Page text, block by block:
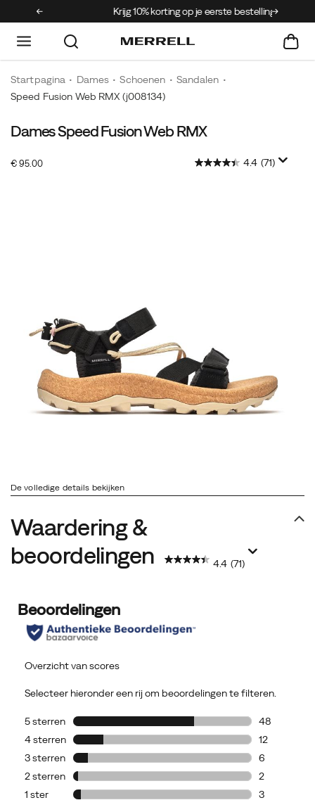
Krijg 10% korting op je eerste bestelling Gratis
Startpagina Dames Schoenen
Sandalen
Speed Fusion Web RMX (j008134)
Dames Speed Fusion Web RMX
€ 95.00InStock 4.4 (71)
De volledige details bekijken
Waardering &
beoordelingen
4.4 (71)